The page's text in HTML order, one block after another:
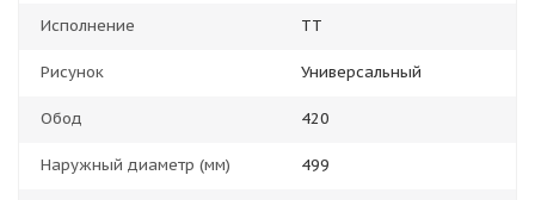
Исполнение TT
Рисунок Универсальный
Обод 420
Наружный диаметр (мм) 499